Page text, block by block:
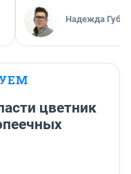
Надежда
цветник